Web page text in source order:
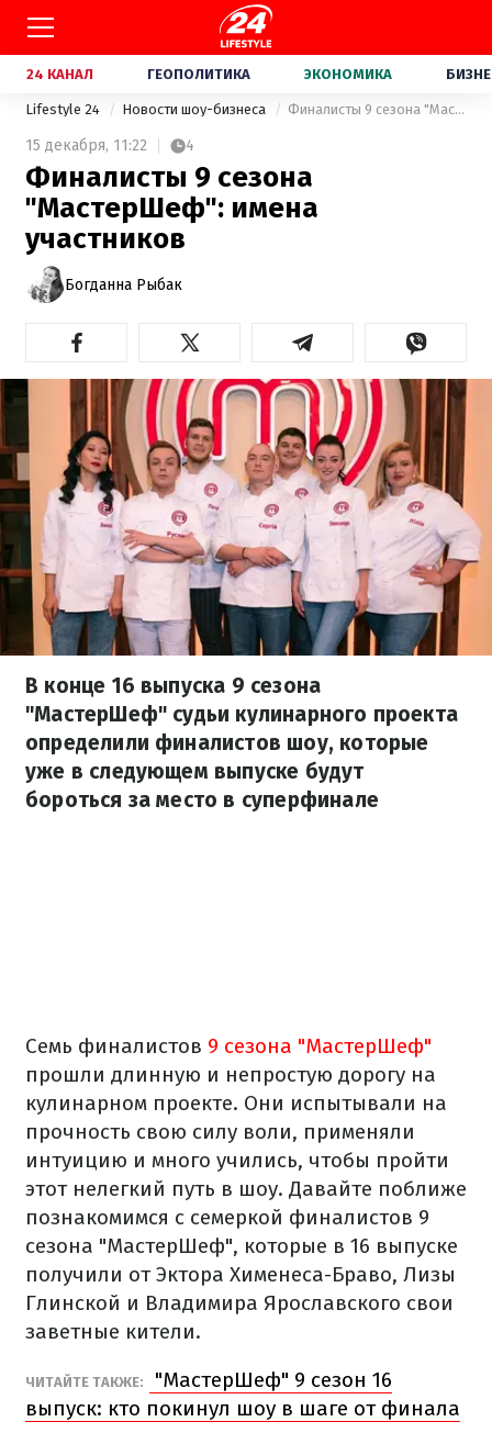
24 КАНАЛ ГЕОПОЛИТИКА ЭКОНОМИКА
Lifestyle 24 Новости шоу-бизнеса Финалисты 9 сезона "МастерШеф": имена участников
15 декабря, 11:22 4
Финалисты 9 сезона
"МастерШеф": имена
участников
Богданна Рыбак
В конце 16 выпуска 9 сезона
"МастерШеф" судьи кулинарного проекта
определили финалистов шоу, которые
уже в следующем выпуске будут
бороться за место в суперфинале
Семь финалистов 9 сезона "МастерШеф"
прошли длинную и непростую дорогу на
кулинарном проекте. Они испытывали на
прочность свою силу воли, применяли
интуицию и много учились, чтобы пройти
этот нелегкий путь в шоу. Давайте поближе
познакомимся с семеркой финалистов 9
сезона "МастерШеф", которые в 16 выпуске
получили от Эктора Хименеса-Браво, Лизы
Глинской и Владимира Ярославского свои
заветные кители.
ЧИТАЙТЕ ТАКЖЕ:
"МастерШеф" 9 сезон 16
выпуск: кто покинул шоу в шаге от финала